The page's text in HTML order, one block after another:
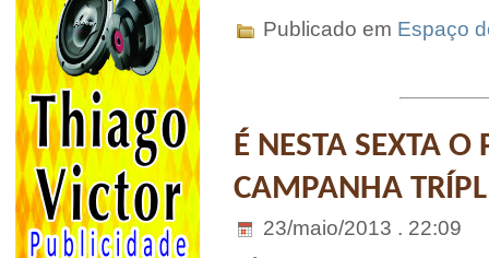
Publicado em Espaço
É NESTA SEXTA
CAMPANHA
23/maio/2013 . 22:09